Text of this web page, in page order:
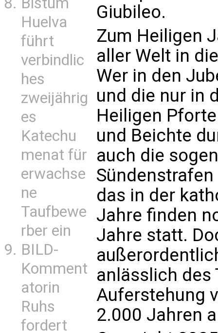
Huelva
führt
verbindlic
hes
zweijährig
es
Katechu
menat für
erwachse
ne
Taufbewe
rber ein
BILD-
Komment
atorin
Ruhs
fordert
Giubileo.
Zum Heiligen
aller Welt in
Wer in den
und die nur in
Heiligen
und Beichte
auch die
das in der
Jahre finden
Jahre statt.
anlässlich des
Auferstehung
2.000 Jahren